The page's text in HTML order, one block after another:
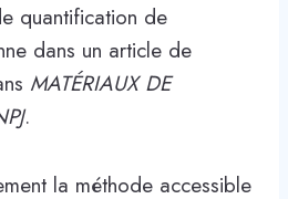
quantification de
dans un article de
MATÉRIAUX DE
.
la méthode accessible